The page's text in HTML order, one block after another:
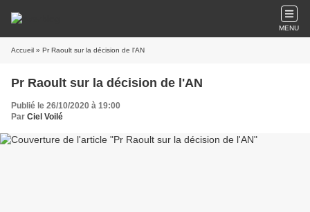
MENU
Accueil » Pr Raoult sur la décision de l'AN
Pr Raoult sur la décision de l'AN
Publié le 26/10/2020 à 19:00
Par Ciel Voilé